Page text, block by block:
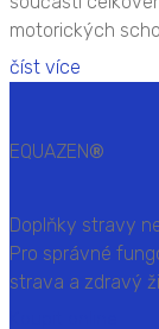
motorických
číst více
EQUAZEN®
Doplňky stravy
Pro správné
strava a zdravý